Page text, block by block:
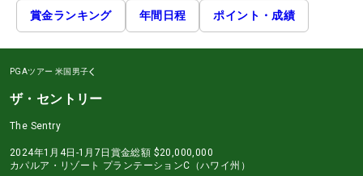
賞金ランキング 年間日程 ポイント・成績
PGAツアー 米国男子
ザ・セントリー
The Sentry
2024年1月4日-1月7日 賞金総額 $20,000,000
カパルア・リゾート プランテーションC（ハワイ州）